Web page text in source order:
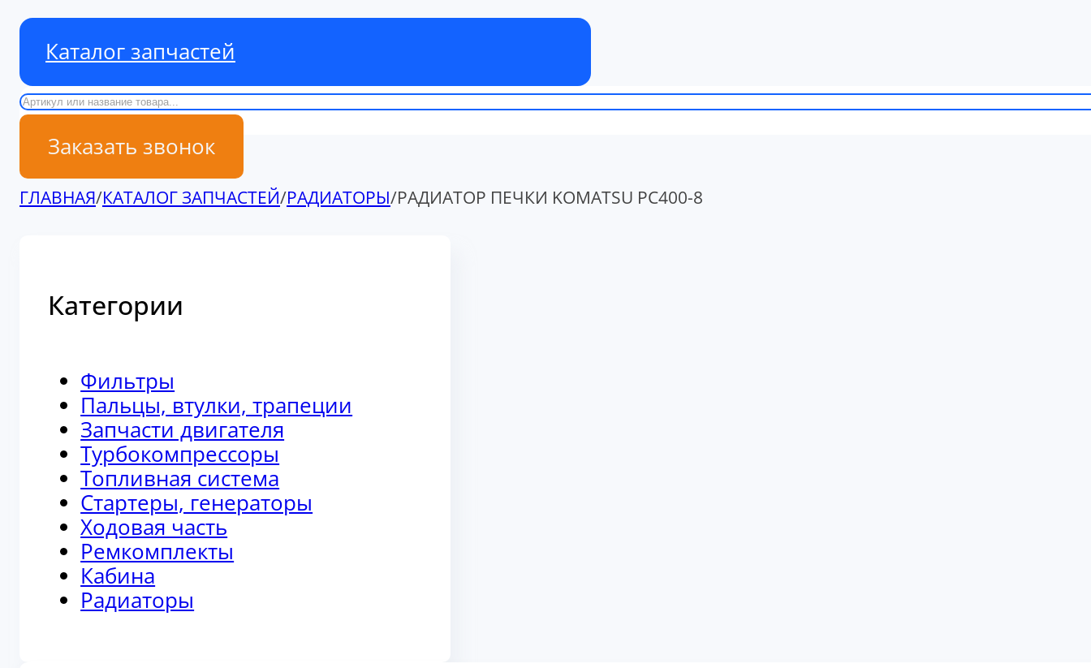
Каталог запчастей
Поиск
Заказать звонок
ГЛАВНАЯ/КАТАЛОГ ЗАПЧАСТЕЙ/РАДИАТОРЫ/РАДИАТОР ПЕЧКИ KOMATSU PC400-8
Категории
Фильтры
Пальцы, втулки, трапеции
Запчасти двигателя
Турбокомпрессоры
Топливная система
Стартеры, генераторы
Ходовая часть
Ремкомплекты
Кабина
Радиаторы